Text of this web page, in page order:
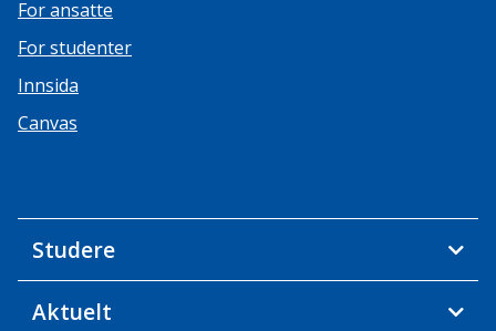
For ansatte
For studenter
Innsida
Canvas
Studere
Aktuelt